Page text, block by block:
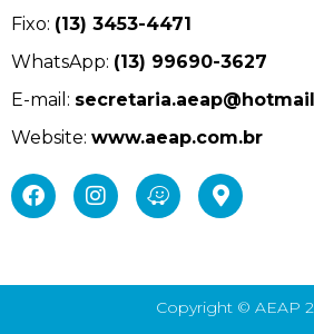
Fixo: (13) 3453-4471
WhatsApp: (13) 99690-3627
E-mail:
Website: www.aeap.com.br
Copyright © AEAP